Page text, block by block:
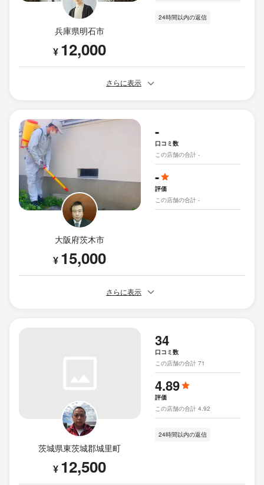
兵庫県明石市
¥ 12,000
24時間以内の返信
さらに表示
大阪府茨木市
¥ 15,000
-
口コミ数
この店舗の合計 -
-
評価
この店舗の合計 -
さらに表示
茨城県東茨城郡城里町
¥ 12,500
34
口コミ数
この店舗の合計 71
4.89
評価
この店舗の合計 4.92
24時間以内の返信